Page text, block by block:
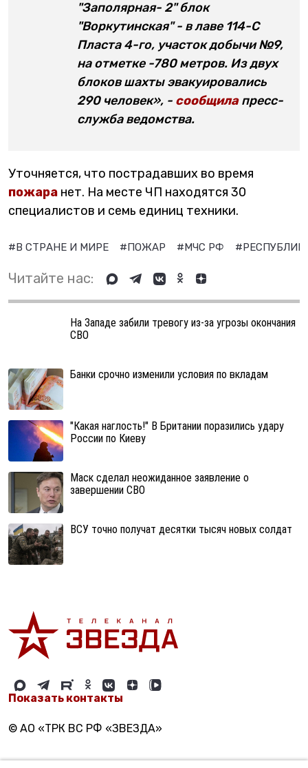
"Заполярная- 2" блок
"Воркутинская" - в лаве 114-С
Пласта 4-го, участок добычи №9,
на отметке -780 метров. Из двух
блоков шахты эвакуировались
290 человек», - сообщилапресс-
служба ведомства.
Уточняется, что пострадавших во время
пожара нет. На месте ЧП находятся 30
специалистов и семь единиц техники.
#В СТРАНЕ И МИРЕ #ПОЖАР #МЧС РФ
Читайте нас:
На Западе забили тревогу из-за угрозы окончания
СВО
Банки срочно изменили условия по вкладам
"Какая наглость!" В Британии поразились удару
России по Киеву
Маск сделал неожиданное заявление о
завершении СВО
ВСУ точно получат десятки тысяч новых солдат
Показать контакты
© АО «ТРК ВС РФ «ЗВЕЗДА»